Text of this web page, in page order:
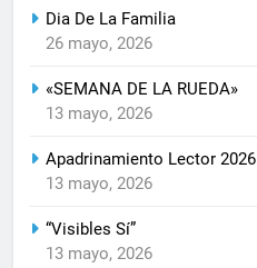
Dia De La Familia
26 mayo, 2026
«SEMANA DE LA RUEDA»
13 mayo, 2026
Apadrinamiento Lector 2026
13 mayo, 2026
“Visibles Sí”
13 mayo, 2026